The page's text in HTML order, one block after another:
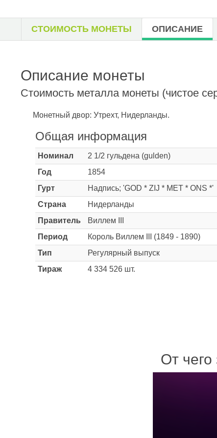
СТОИМОСТЬ МОНЕТЫ ОПИСАНИЕ
Описание монеты
Стоимость металла монеты (чистое
Монетный двор: Утрехт, Нидерланды.
Общая информация
Номинал
2 1/2 гульдена (gulden)
Год
1854
Гурт
Надпись; 'GOD * ZIJ * MET * ONS *'
Страна
Нидерланды
Правитель
Виллем III
Период
Король Виллем III (1849 - 1890)
Тип
Регулярный выпуск
Тираж
4 334 526 шт.
От